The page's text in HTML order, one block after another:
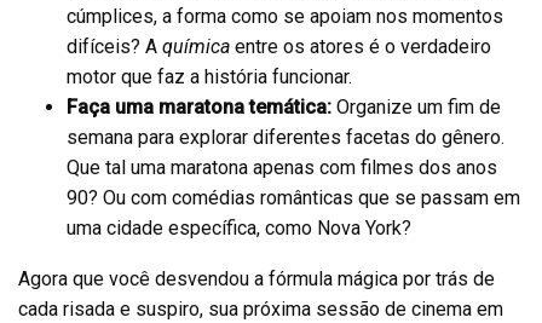
cúmplices, a forma como se apoiam nos momentos
difíceis? A química entre os atores é o verdadeiro
motor que faz a história funcionar.
Faça uma maratona temática: Organize um fim de
semana para explorar diferentes facetas do gênero.
Que tal uma maratona apenas com filmes dos anos
90? Ou com comédias românticas que se passam em
uma cidade específica, como Nova York?
Agora que você desvendou a fórmula mágica por trás de
cada risada e suspiro, sua próxima sessão de cinema em